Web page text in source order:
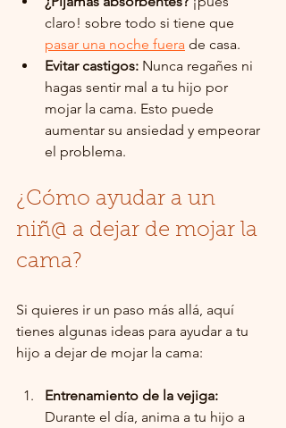
claro! sobre todo si tiene que
pasar una noche fuera de casa.
Evitar castigos: Nunca regañes ni
hagas sentir mal a tu hijo por
mojar la cama. Esto puede
aumentar su ansiedad y empeorar
el problema.
¿Cómo ayudar a un
niñ@ a dejar de mojar la
cama?
Si quieres ir un paso más allá, aquí
tienes algunas ideas para ayudar a tu
hijo a dejar de mojar la cama:
Entrenamiento de la vejiga:
Durante el día, anima a tu hijo a